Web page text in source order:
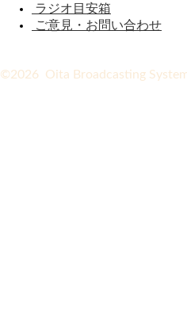
ラジオ目安箱
ご意見・お問い合わせ
©2026 Oita Broadcasting